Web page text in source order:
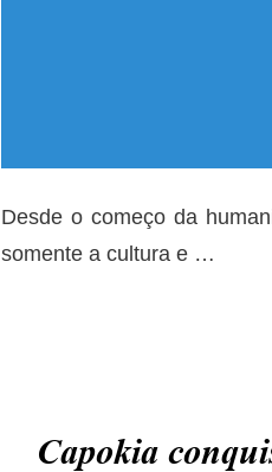
Desde o começo da
somente a cultura e …
Capokia